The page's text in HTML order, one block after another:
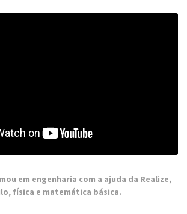
em engenharia com a ajuda da Realize,
física e matemática básica.